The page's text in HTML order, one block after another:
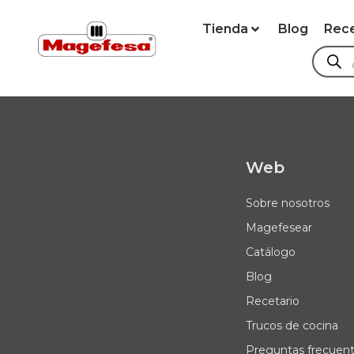
Tienda Blog
Web
Sobre nosotros
Magefesear
Catálogo
Blog
Recetario
Trucos de cocina
Preguntas